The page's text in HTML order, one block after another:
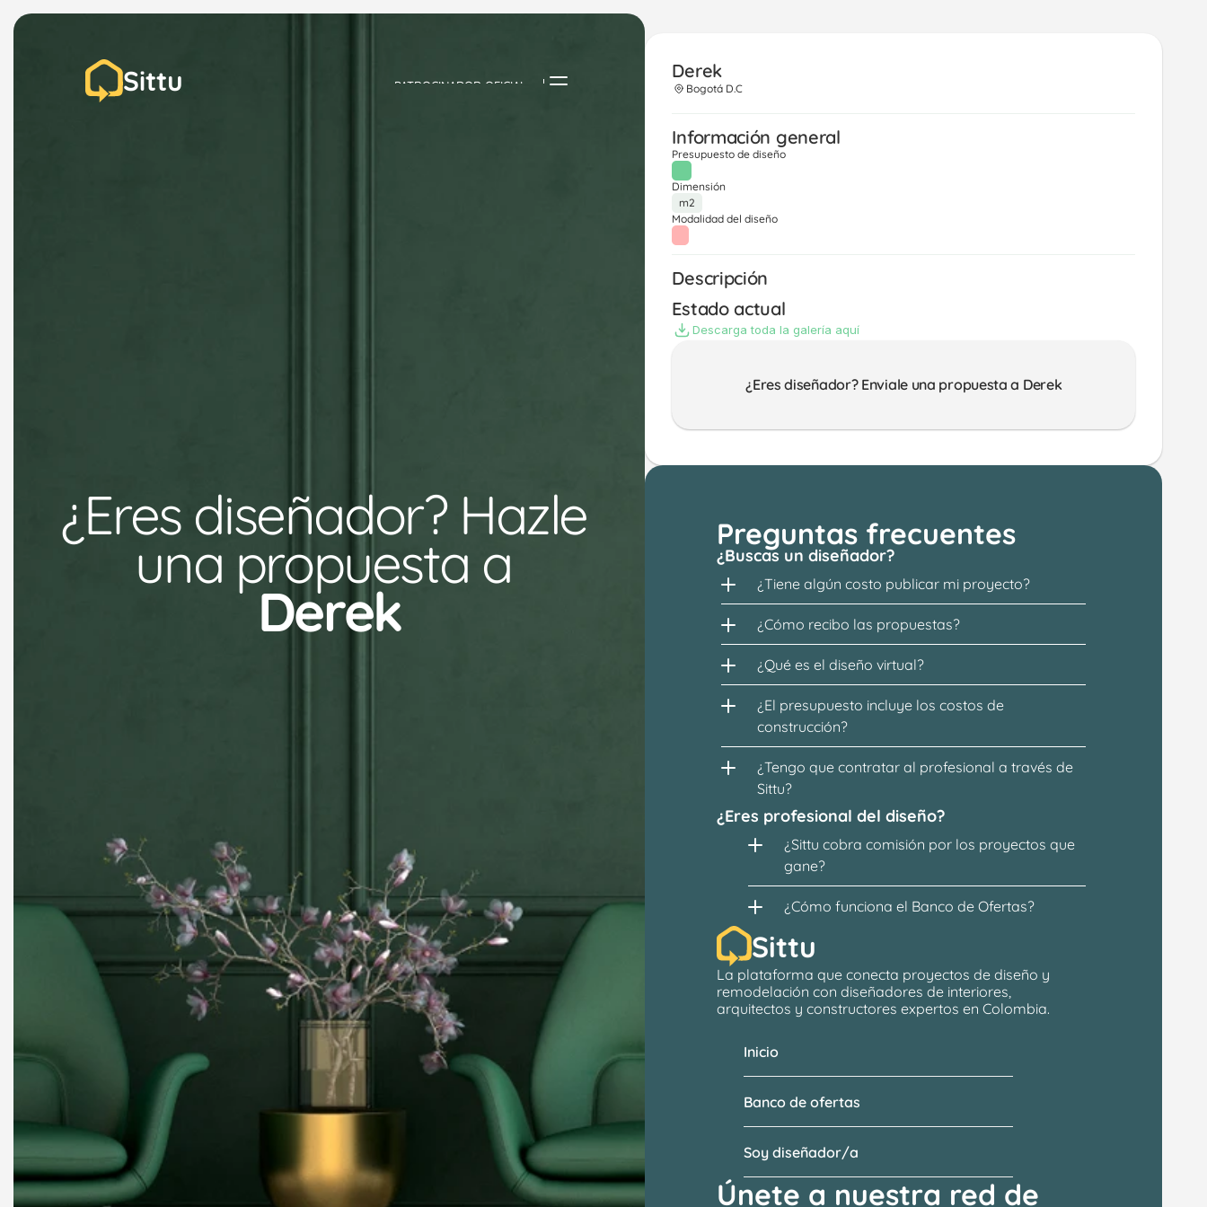
Sittu PATROCINADOR OFICIAL
¿Eres diseñador? Hazle
una propuesta a
Derek
Derek
Bogotá D.C
Información general
Presupuesto de diseño
Dimensión
m2
Modalidad del diseño
Descripción
Estado actual
Descarga toda la galería aquí
¿Eres diseñador? Enviale una propuesta a Derek
Preguntas frecuentes
¿Buscas un diseñador?
¿Tiene algún costo publicar mi proyecto?
¿Cómo recibo las propuestas?
¿Qué es el diseño virtual?
¿El presupuesto incluye los costos de
construcción?
¿Tengo que contratar al profesional a través de
Sittu?
¿Eres profesional del diseño?
¿Sittu cobra comisión por los proyectos que
gane?
¿Cómo funciona el Banco de Ofertas?
Sittu
La plataforma que conecta proyectos de diseño y
remodelación con diseñadores de interiores,
arquitectos y constructores expertos en Colombia.
Banco de ofertas
Soy diseñador/a
Inicio
Únete a nuestra red de